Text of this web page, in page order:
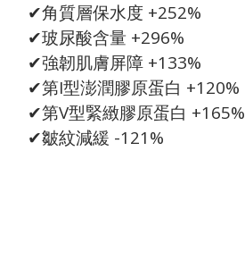
✔角質層保水度 +252%
✔玻尿酸含量 +296%
✔強韌肌膚屏障 +133%
✔第I型澎潤膠原蛋白 +120%
✔第V型緊緻膠原蛋白 +165%
✔皺紋減緩 -121%